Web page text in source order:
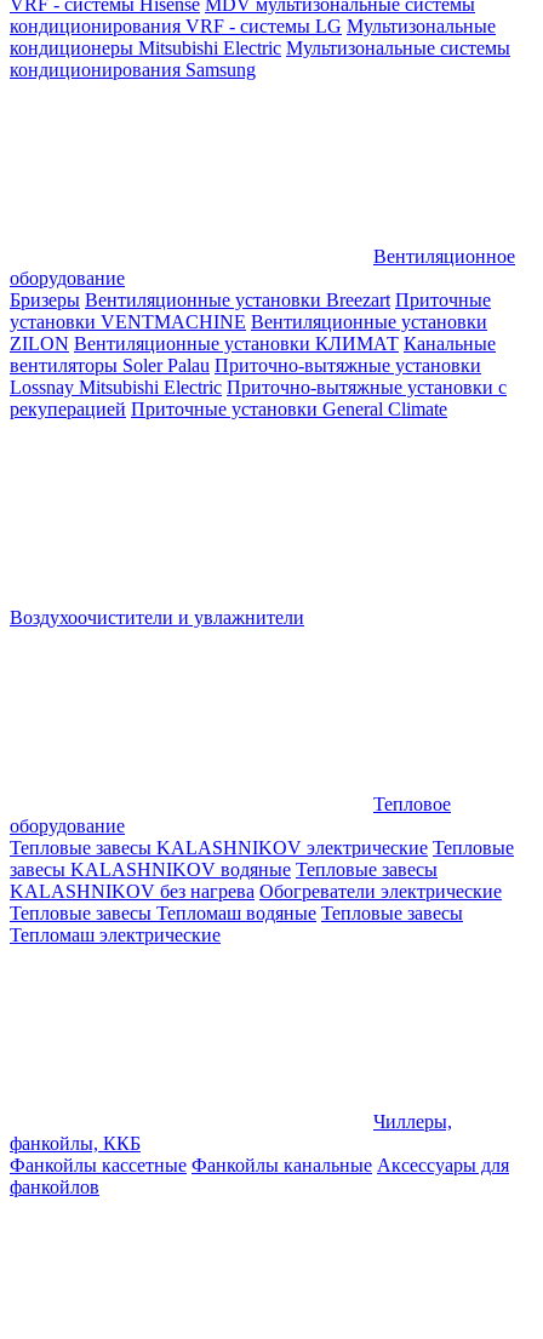
VRF - системы Hisense MDV мультизональные системы
кондиционирования VRF - системы LG Мультизональные
кондиционеры Mitsubishi Electric Мультизональные системы
кондиционирования Samsung
Вентиляционное
оборудование
Бризеры Вентиляционные установки Breezart Приточные
установки VENTMACHINE Вентиляционные установки
ZILON Вентиляционные установки КЛИМАТ Канальные
вентиляторы Soler Palau Приточно-вытяжные установки
Lossnay Mitsubishi Electric Приточно-вытяжные установки с
рекуперацией Приточные установки General Climate
Воздухоочистители и увлажнители
Тепловое
оборудование
Тепловые завесы KALASHNIKOV электрические Тепловые
завесы KALASHNIKOV водяные Тепловые завесы
KALASHNIKOV без нагрева Обогреватели электрические
Тепловые завесы Тепломаш водяные Тепловые завесы
Тепломаш электрические
Чиллеры,
фанкойлы, ККБ
Фанкойлы кассетные Фанкойлы канальные Аксессуары для
фанкойлов